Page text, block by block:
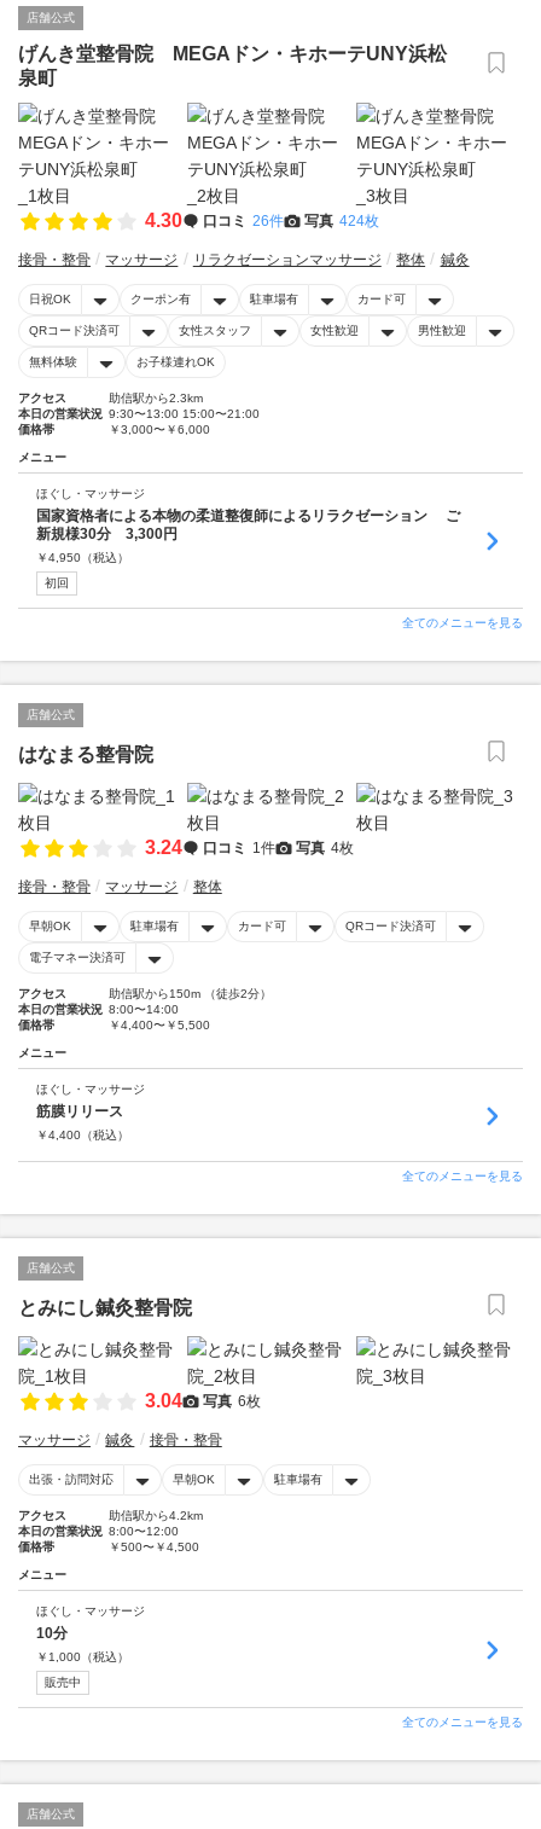
店舗公式
げんき堂整骨院 MEGAドン・キホーテUNY浜松
泉町
4.30 口コミ 26件 写真 424枚
接骨・整骨 マッサージ リラクゼーションマッサージ 整体 鍼灸
日祝OK クーポン有 駐車場有 カード可
QRコード決済可 女性スタッフ 女性歓迎 男性歓迎
無料体験 お子様連れOK
アクセス
助信駅から2.3km
本日の営業状況 9:30〜13:00 15:00〜21:00
価格帯
￥3,000〜￥6,000
メニュー
ほぐし・マッサージ
国家資格者による本物の柔道整復師によるリラクゼーション ご
新規様30分 3,300円
￥4,950 （税込）
初回
全てのメニューを見る
店舗公式
はなまる整骨院
3.24 口コミ 1件 写真 4枚
接骨・整骨 マッサージ 整体
早朝OK 駐車場有 カード可 QRコード決済可
電子マネー決済可
アクセス
助信駅から150m （徒歩2分）
本日の営業状況 8:00〜14:00
価格帯
￥4,400〜￥5,500
メニュー
ほぐし・マッサージ
筋膜リリース
￥4,400 （税込）
全てのメニューを見る
店舗公式
とみにし鍼灸整骨院
3.04 写真 6枚
マッサージ 鍼灸 接骨・整骨
出張・訪問対応 早朝OK 駐車場有
アクセス
助信駅から4.2km
本日の営業状況 8:00〜12:00
価格帯
￥500〜￥4,500
メニュー
ほぐし・マッサージ
10分
￥ 1,000 （税込）
販売中
全てのメニューを見る
店舗公式